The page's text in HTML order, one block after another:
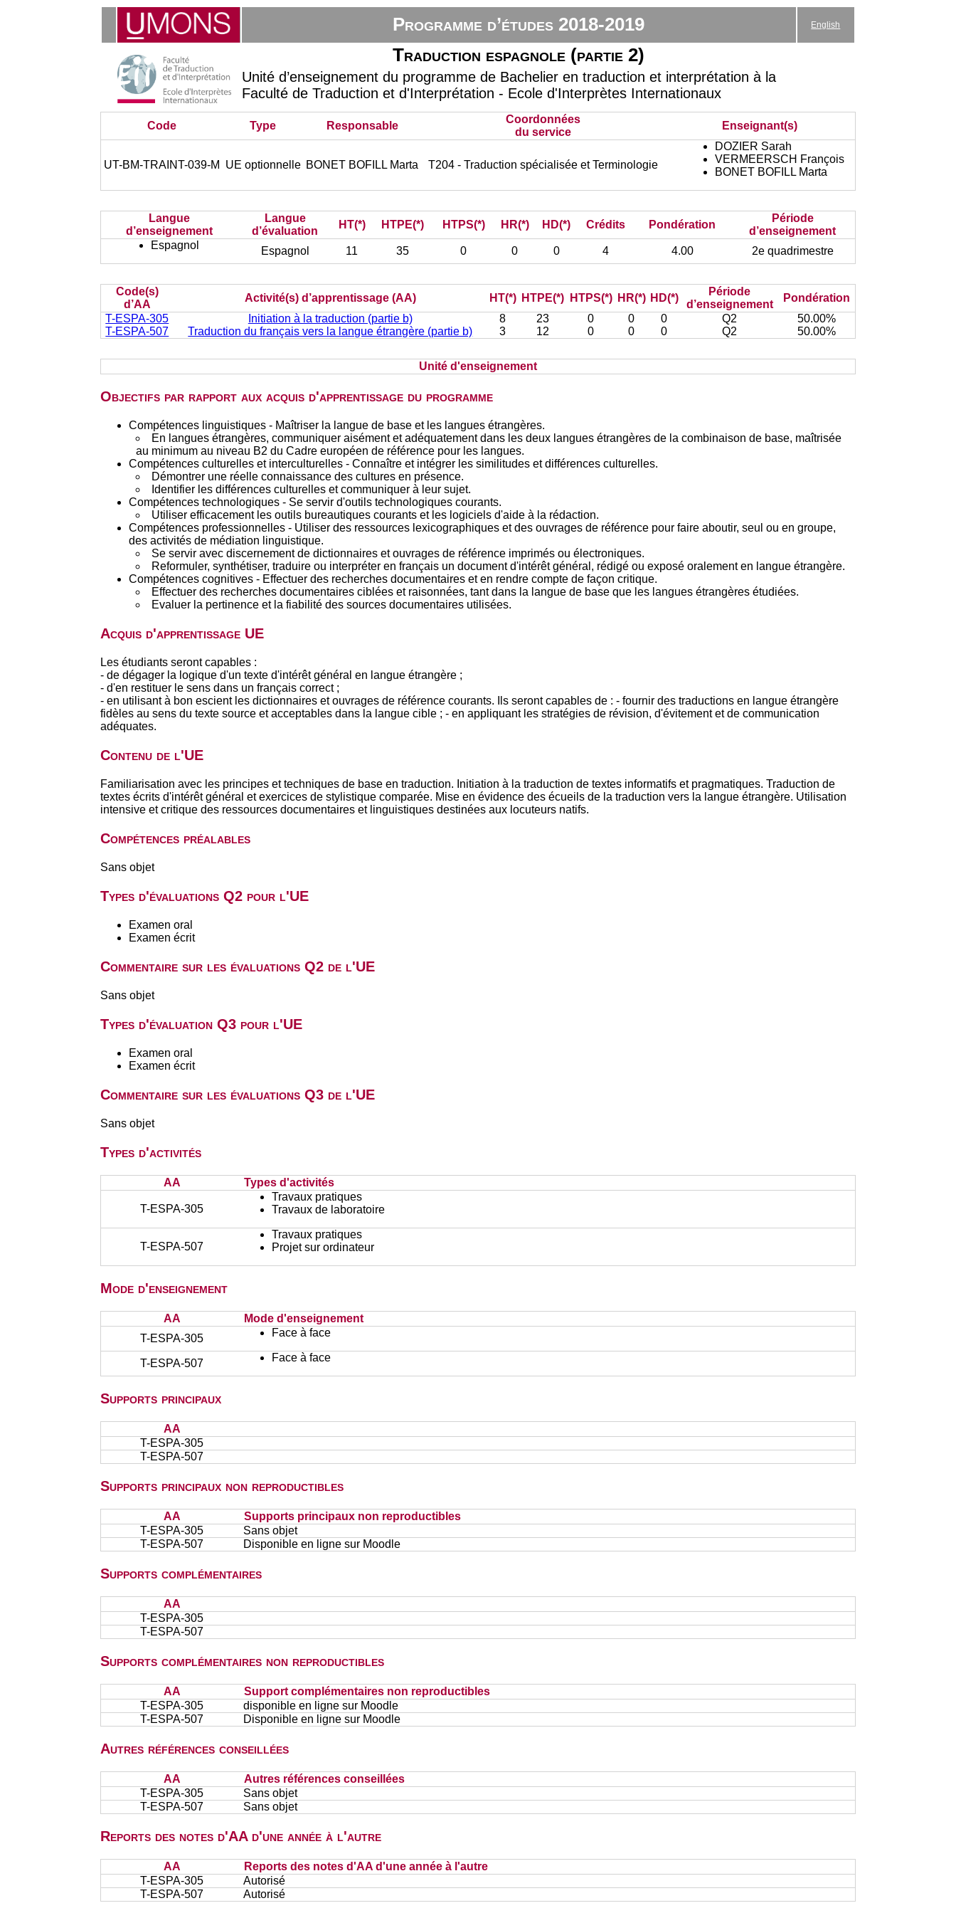
Programme d’études 2018-2019 English
Traduction espagnole (partie 2)
Unité d’enseignement du programme de Bachelier en traduction et interprétation à la
Faculté de Traduction et d'Interprétation - Ecole d'Interprètes Internationaux
Code Type Responsable
Coordonnées
du service
Enseignant(s)
UT-BM-TRAINT-039-M UE optionnelle BONET BOFILL Marta T204 - Traduction spécialisée et Terminologie
DOZIER Sarah
VERMEERSCH François
BONET BOFILL Marta
Langue
d’enseignement
Langue
d’évaluation
HT(*) HTPE(*) HTPS(*) HR(*) HD(*) Crédits Pondération
Période
d’enseignement
Espagnol
Espagnol 11 35 0 0 0 4 4.00 2e quadrimestre
Code(s)
d’AA
Activité(s) d’apprentissage (AA) HT(*) HTPE(*) HTPS(*) HR(*) HD(*)
Période
d’enseignement
Pondération
T-ESPA-305
Initiation à la traduction (partie b) 8 23 0 0 0 Q2
50.00%
T-ESPA-507
Traduction du français vers la langue étrangère (partie b) 3 12 0 0 0 Q2 50.00%
Unité d'enseignement
Objectifs par rapport aux acquis d'apprentissage du programme
Compétences linguistiques - Maîtriser la langue de base et les langues étrangères.
En langues étrangères, communiquer aisément et adéquatement dans les deux langues étrangères de la combinaison de base, maîtrisée
au minimum au niveau B2 du Cadre européen de référence pour les langues.
Compétences culturelles et interculturelles - Connaître et intégrer les similitudes et différences culturelles.
Démontrer une réelle connaissance des cultures en présence.
Identifier les différences culturelles et communiquer à leur sujet.
Compétences technologiques - Se servir d'outils technologiques courants.
Utiliser efficacement les outils bureautiques courants et les logiciels d'aide à la rédaction.
Compétences professionnelles - Utiliser des ressources lexicographiques et des ouvrages de référence pour faire aboutir, seul ou en groupe,
des activités de médiation linguistique.
Se servir avec discernement de dictionnaires et ouvrages de référence imprimés ou électroniques.
Reformuler, synthétiser, traduire ou interpréter en français un document d'intérêt général, rédigé ou exposé oralement en langue étrangère.
Compétences cognitives - Effectuer des recherches documentaires et en rendre compte de façon critique.
Effectuer des recherches documentaires ciblées et raisonnées, tant dans la langue de base que les langues étrangères étudiées.
Evaluer la pertinence et la fiabilité des sources documentaires utilisées.
Acquis d'apprentissage UE
Les étudiants seront capables :
- de dégager la logique d'un texte d'intérêt général en langue étrangère ;
- d'en restituer le sens dans un français correct ;
- en utilisant à bon escient les dictionnaires et ouvrages de référence courants. Ils seront capables de : - fournir des traductions en langue étrangère
fidèles au sens du texte source et acceptables dans la langue cible ; - en appliquant les stratégies de révision, d'évitement et de communication
adéquates.
Contenu de l'UE
Familiarisation avec les principes et techniques de base en traduction. Initiation à la traduction de textes informatifs et pragmatiques. Traduction de
textes écrits d'intérêt général et exercices de stylistique comparée. Mise en évidence des écueils de la traduction vers la langue étrangère. Utilisation
intensive et critique des ressources documentaires et linguistiques destinées aux locuteurs natifs.
Compétences préalables
Sans objet
Types d'évaluations Q2 pour l'UE
Examen oral
Examen écrit
Commentaire sur les évaluations Q2 de l'UE
Sans objet
Types d'évaluation Q3 pour l'UE
Examen oral
Examen écrit
Commentaire sur les évaluations Q3 de l'UE
Sans objet
Types d'activités
AA Types d'activités
T-ESPA-305
Travaux pratiques
Travaux de laboratoire
T-ESPA-507
Travaux pratiques
Projet sur ordinateur
Mode d'enseignement
AA
Mode d'enseignement
T-ESPA-305
Face à face
T-ESPA-507 Face à face
Supports principaux
AA
T-ESPA-305
T-ESPA-507
Supports principaux non reproductibles
AA
Supports principaux non reproductibles
T-ESPA-305
Sans objet
T-ESPA-507
Disponible en ligne sur Moodle
Supports complémentaires
AA
T-ESPA-305
T-ESPA-507
Supports complémentaires non reproductibles
AA
Support complémentaires non reproductibles
T-ESPA-305
disponible en ligne sur Moodle
T-ESPA-507
Disponible en ligne sur Moodle
Autres références conseillées
AA
Autres références conseillées
T-ESPA-305
Sans objet
T-ESPA-507
Sans objet
Reports des notes d'AA d'une année à l'autre
AA
Reports des notes d'AA d'une année à l'autre
T-ESPA-305
Autorisé
T-ESPA-507
Autorisé